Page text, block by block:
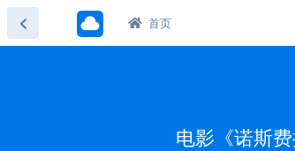
首页
电影《诺斯